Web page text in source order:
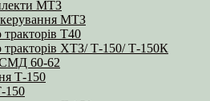
МТЗ
МТЗ
Т40
тракторів ХТЗ/ Т-150/ Т-150К
60-62
Т-150
150